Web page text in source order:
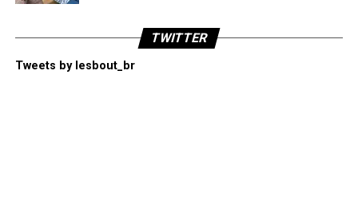
TWITTER
Tweets by lesbout_br